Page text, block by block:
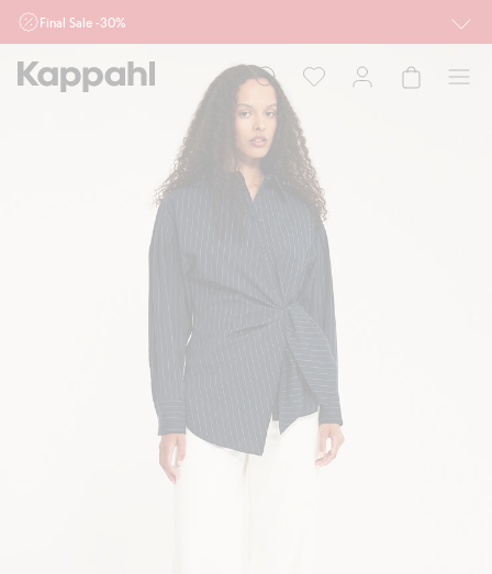
Final Sale -30%
działu outlet do 10.8 w sklepach Kappahl i Newbie oraz na kappahl.com. Ofert
nie łączymy
Mężczyzna Dziecko